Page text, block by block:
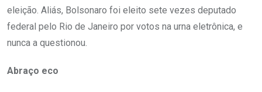
eleição. Aliás, Bolsonaro foi eleito sete vezes deputado
federal pelo Rio de Janeiro por votos na urna eletrônica, e
nunca a questionou.
Abraço eco